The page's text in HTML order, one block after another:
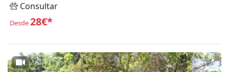
Consultar
Desde28€*